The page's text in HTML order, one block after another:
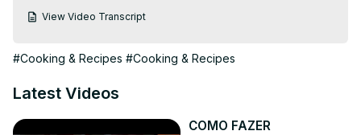
#bolinhodechuva #receitas
View Video Transcript
#Cooking & Recipes #Cooking & Recipes
Latest Videos
COMO FAZER